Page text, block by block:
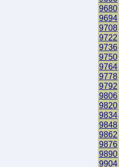
9680
9694
9708
9722
9736
9750
9764
9778
9792
9806
9820
9834
9848
9862
9876
9890
9904